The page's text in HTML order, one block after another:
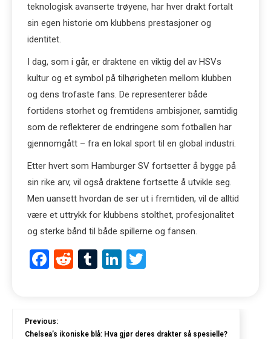
teknologisk avanserte trøyene, har hver drakt fortalt
sin egen historie om klubbens prestasjoner og
identitet.
I dag, som i går, er draktene en viktig del av HSVs
kultur og et symbol på tilhørigheten mellom klubben
og dens trofaste fans. De representerer både
fortidens storhet og fremtidens ambisjoner, samtidig
som de reflekterer de endringene som fotballen har
gjennomgått – fra en lokal sport til en global industri.
Etter hvert som Hamburger SV fortsetter å bygge på
sin rike arv, vil også draktene fortsette å utvikle seg.
Men uansett hvordan de ser ut i fremtiden, vil de alltid
være et uttrykk for klubbens stolthet, profesjonalitet
og sterke bånd til både spillerne og fansen.
Facebook
RedditTumblrLinkedIn
Previous:
Chelsea’s ikoniske blå: Hva gjør deres drakter så spesielle?